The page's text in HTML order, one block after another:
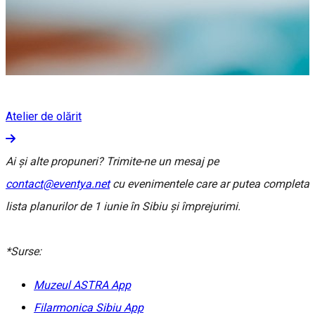
Atelier de olărit
Ai și alte propuneri? Trimite-ne un mesaj pe
contact@eventya.netcu evenimentele care ar putea completa
lista planurilor de 1 iunie în Sibiu și împrejurimi.
*Surse:
Muzeul ASTRA App
Filarmonica Sibiu App